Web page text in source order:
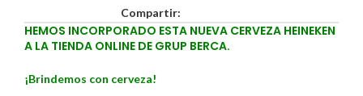
Compartir:
HEMOS INCORPORADO ESTA NUEVA CERVEZA HEINEKEN
A LA TIENDA ONLINE DE GRUP BERCA.
¡Brindemos con cerveza!